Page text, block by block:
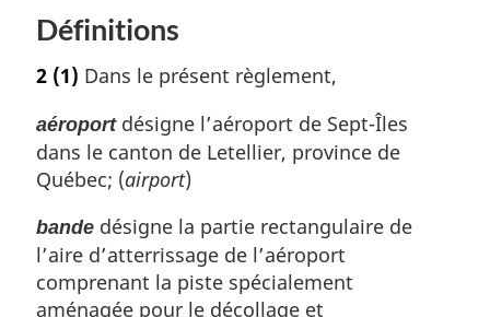
Définitions
2 (1) Dans le présent règlement,
aéroportdésigne l’aéroport de Sept-Îles
dans le canton de Letellier, province de
Québec; (airport)
bande désigne la partie rectangulaire de
l’aire d’atterrissage de l’aéroport
comprenant la piste spécialement
aménagée pour le décollage et